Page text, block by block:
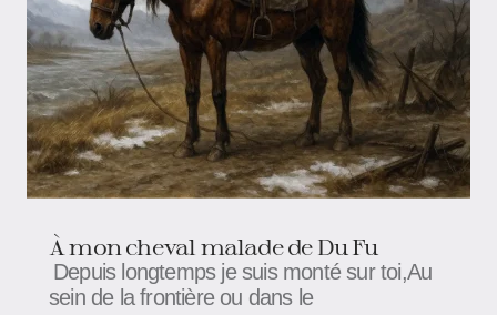
À mon cheval malade de Du Fu
Depuis longtemps je suis monté sur toi,Au
sein de la frontière ou dans le